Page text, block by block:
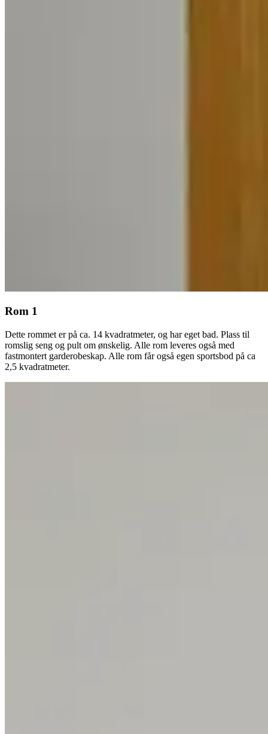
Rom 1
Dette rommet er på ca. 14 kvadratmeter, og har eget bad. Plass til
romslig seng og pult om ønskelig. Alle rom leveres også med
fastmontert garderobeskap. Alle rom får også egen sportsbod på ca
2,5 kvadratmeter.